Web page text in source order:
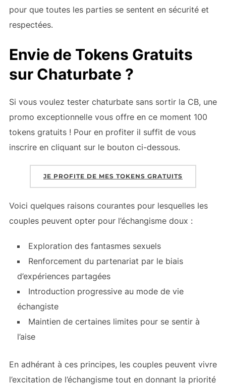
pour que toutes les parties se sentent en sécurité et
respectées.
Envie de Tokens Gratuits
sur Chaturbate ?
Si vous voulez tester chaturbate sans sortir la CB, une
promo exceptionnelle vous offre en ce moment 100
tokens gratuits ! Pour en profiter il suffit de vous
inscrire en cliquant sur le bouton ci-dessous.
JE PROFITE DE MES TOKENS GRATUITS
Voici quelques raisons courantes pour lesquelles les
couples peuvent opter pour l’échangisme doux :
Exploration des fantasmes sexuels
Renforcement du partenariat par le biais
d’expériences partagées
Introduction progressive au mode de vie
échangiste
Maintien de certaines limites pour se sentir à
l’aise
En adhérant à ces principes, les couples peuvent vivre
l’excitation de l’échangisme tout en donnant la priorité